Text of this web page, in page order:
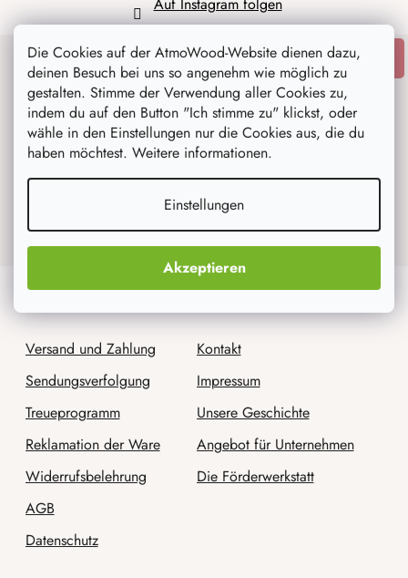
Die Cookies auf der AtmoWood-Website dienen dazu,
deinen Besuch bei uns so angenehm wie möglich zu
gestalten. Stimme der Verwendung aller Cookies zu,
indem du auf den Button "Ich stimme zu" klickst, oder
wähle in den Einstellungen nur die Cookies aus, die du
haben möchtest. Weitere informationen.
Einstellungen
Akzeptieren
Newsletter abonnieren
Mit der Eingabe Ihrer Email, stimmen Sie
den Bedingungen des Datenschutzes für
personenbezogene Daten zu
ANMELDEN
Versand und Zahlung
Sendungsverfolgung
Treueprogramm
Reklamation der Ware
Widerrufsbelehrung
AGB
Datenschutz
Kontakt
Impressum
Unsere Geschichte
Angebot für Unternehmen
Die Förderwerkstatt